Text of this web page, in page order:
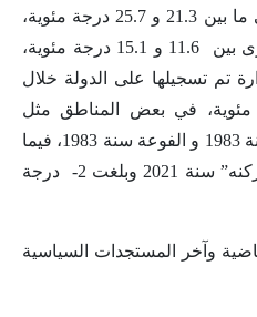
متوسط درجة الحرارة العظمى ما بين 21.3 و 25.7 درجة مئوية،
ومتوسط درجة الحرارة الصغرى بين 11.6 و 15.1 درجة مئوية،
تم تسجيلها على الدولة خلال
كانت 36.0 درجة مئوية، في بعض المناطق مثل
عصب سنة 1991 وفي الهير سنة 1983 و الفوعة سنة 1983، فيما
كانت أقل درجة حرارة على “ركنه” سنة 2021 وبلغت 2- درجة
وآخر المستجدات السياسية